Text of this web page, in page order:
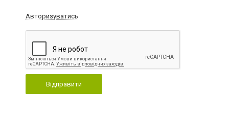
Авторизуватись
Відправити